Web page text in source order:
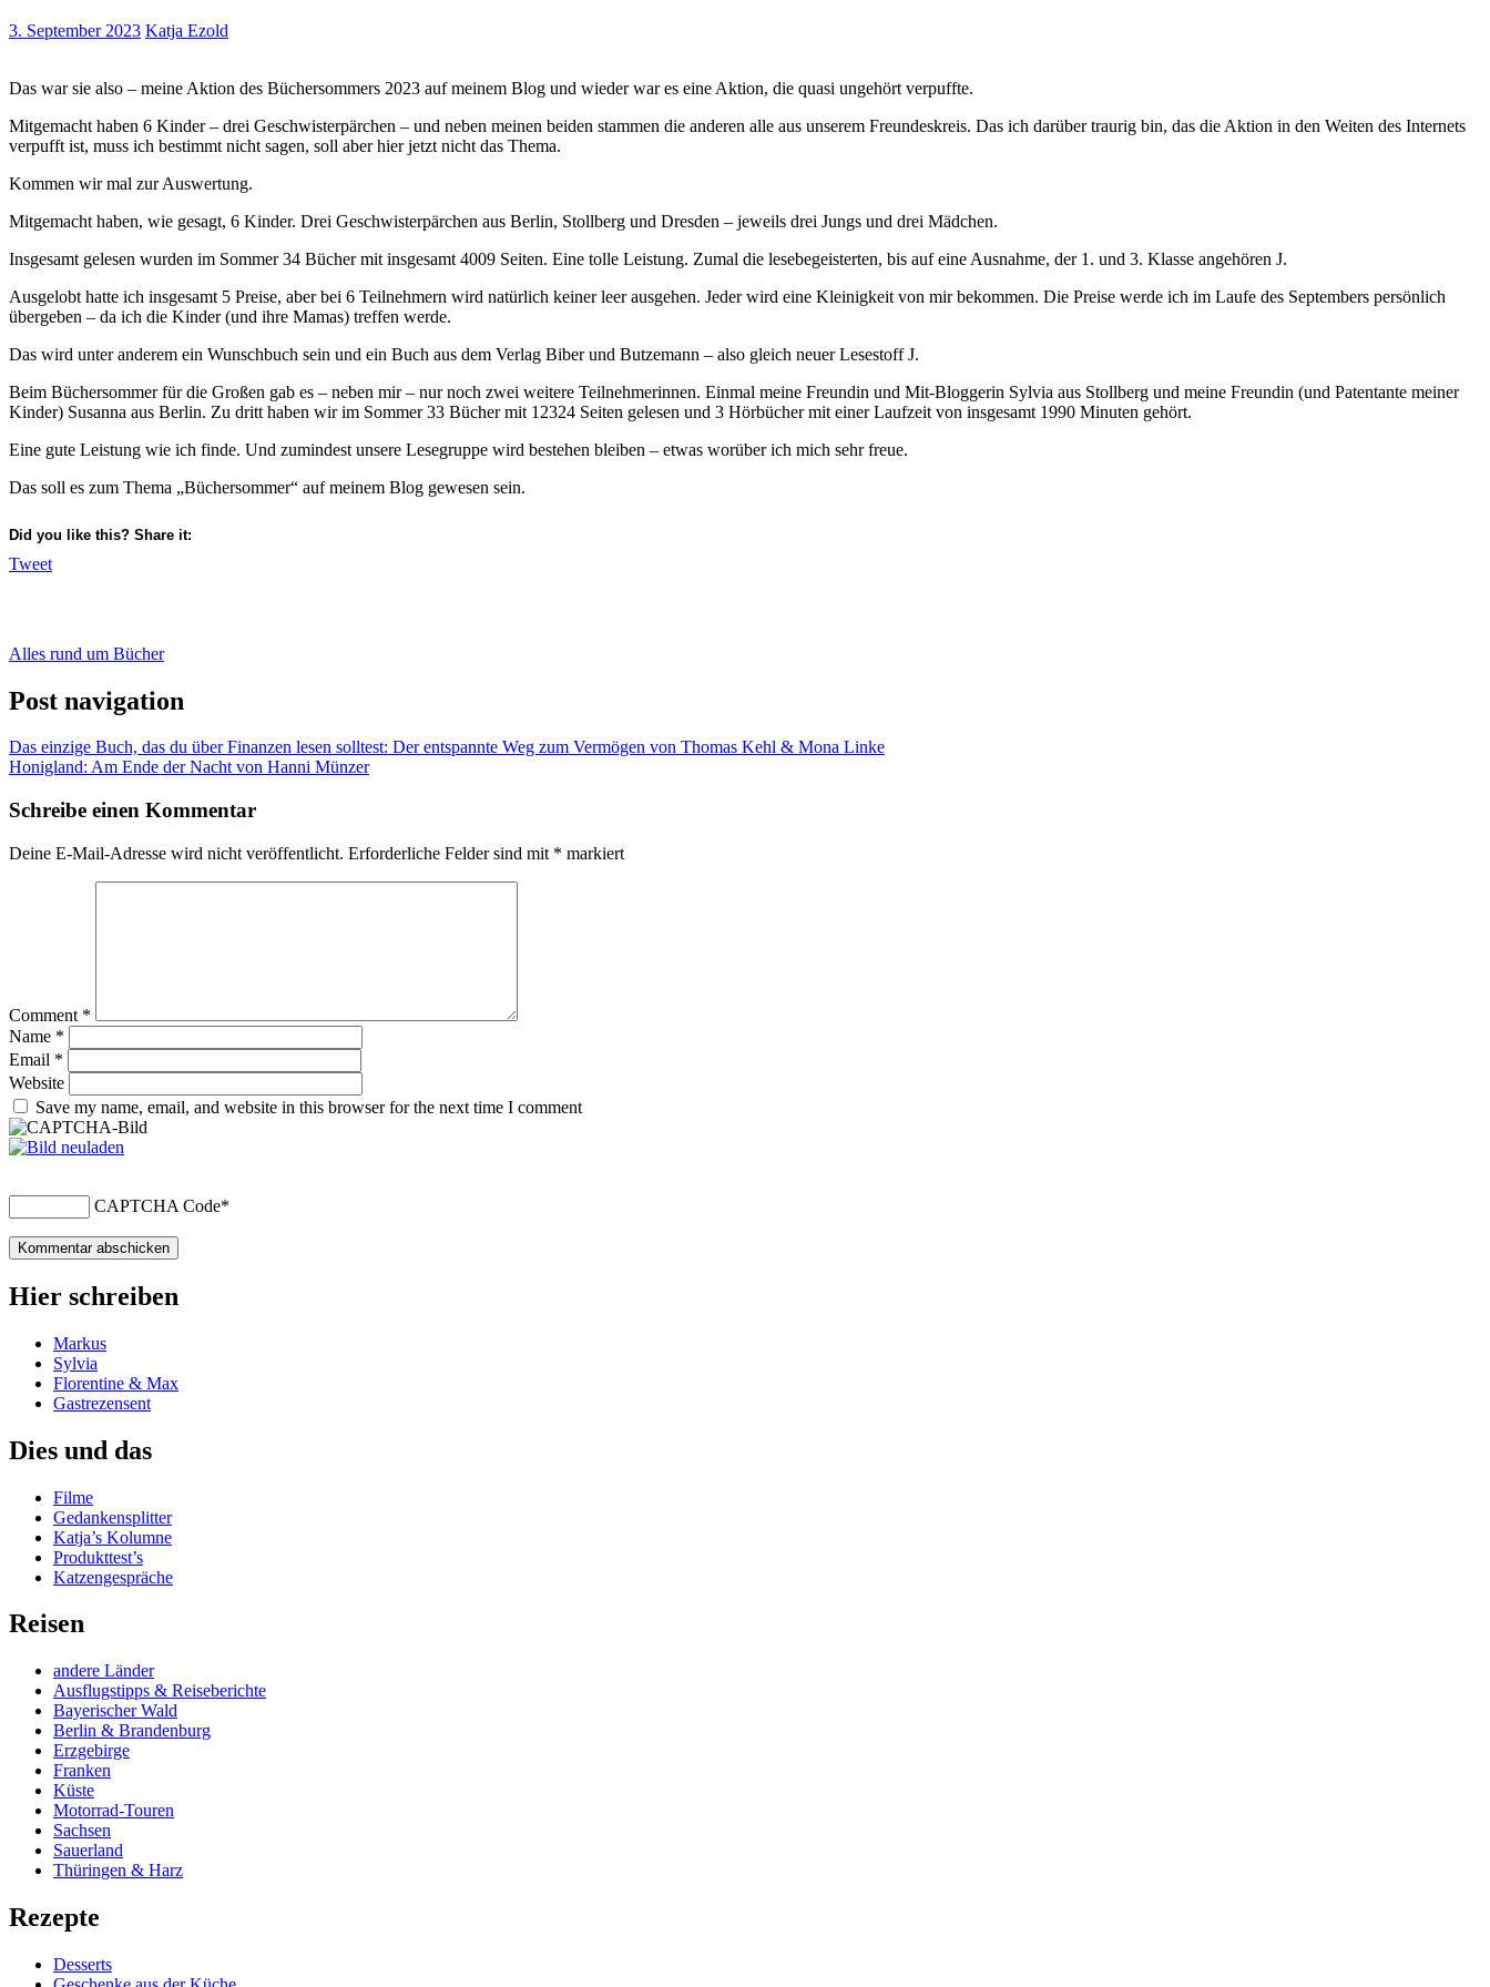
3. September 2023 Katja Ezold
Das war sie also – meine Aktion des Büchersommers 2023 auf meinem Blog und wieder war es eine Aktion, die quasi ungehört verpuffte.
Mitgemacht haben 6 Kinder – drei Geschwisterpärchen – und neben meinen beiden stammen die anderen alle aus unserem Freundeskreis. Das ich darüber traurig bin, das die Aktion in den Weiten des Internets
verpufft ist, muss ich bestimmt nicht sagen, soll aber hier jetzt nicht das Thema.
Kommen wir mal zur Auswertung.
Mitgemacht haben, wie gesagt, 6 Kinder. Drei Geschwisterpärchen aus Berlin, Stollberg und Dresden – jeweils drei Jungs und drei Mädchen.
Insgesamt gelesen wurden im Sommer 34 Bücher mit insgesamt 4009 Seiten. Eine tolle Leistung. Zumal die lesebegeisterten, bis auf eine Ausnahme, der 1. und 3. Klasse angehören J.
Ausgelobt hatte ich insgesamt 5 Preise, aber bei 6 Teilnehmern wird natürlich keiner leer ausgehen. Jeder wird eine Kleinigkeit von mir bekommen. Die Preise werde ich im Laufe des Septembers persönlich
übergeben – da ich die Kinder (und ihre Mamas) treffen werde.
Das wird unter anderem ein Wunschbuch sein und ein Buch aus dem Verlag Biber und Butzemann – also gleich neuer Lesestoff J.
Beim Büchersommer für die Großen gab es – neben mir – nur noch zwei weitere Teilnehmerinnen. Einmal meine Freundin und Mit-Bloggerin Sylvia aus Stollberg und meine Freundin (und Patentante meiner
Kinder) Susanna aus Berlin. Zu dritt haben wir im Sommer 33 Bücher mit 12324 Seiten gelesen und 3 Hörbücher mit einer Laufzeit von insgesamt 1990 Minuten gehört.
Eine gute Leistung wie ich finde. Und zumindest unsere Lesegruppe wird bestehen bleiben – etwas worüber ich mich sehr freue.
Das soll es zum Thema „Büchersommer“ auf meinem Blog gewesen sein.
Did you like this? Share it:
Tweet
Alles rund um Bücher
Post navigation
Das einzige Buch, das du über Finanzen lesen solltest: Der entspannte Weg zum Vermögen von Thomas Kehl & Mona Linke
Honigland: Am Ende der Nacht von Hanni Münzer
Schreibe einen Kommentar
Deine E-Mail-Adresse wird nicht veröffentlicht. Erforderliche Felder sind mit * markiert
Comment *
Name *
Email *
Website
Save my name, email, and website in this browser for the next time I comment
CAPTCHA Code*
Hier schreiben
Markus
Sylvia
Florentine & Max
Gastrezensent
Dies und das
Filme
Gedankensplitter
Katja’s Kolumne
Produkttest’s
Katzengespräche
Reisen
andere Länder
Ausflugstipps & Reiseberichte
Bayerischer Wald
Berlin & Brandenburg
Erzgebirge
Franken
Küste
Motorrad-Touren
Sachsen
Sauerland
Thüringen & Harz
Rezepte
Desserts